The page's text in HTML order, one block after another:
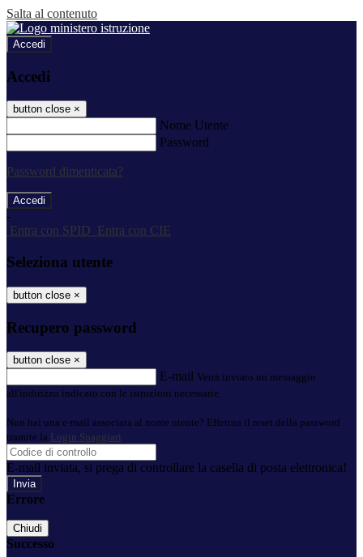
Salta al contenuto
Accedi
Accedi
button close ×
Nome Utente
Password
Password dimenticata?
-
Entra con SPID
Entra con CIE
Seleziona utente
button close ×
Recupero password
button close ×
E-mail Verrà inviato un messaggio
all'indirizzo indicato con le istruzioni necessarie.
Non hai una e-mail associata al nome utente? Effettua il reset della password
tramite la Login Spaggiari
E-mail inviata, si prega di controllare la casella di posta elettronica!
Errore
Chiudi
Successo